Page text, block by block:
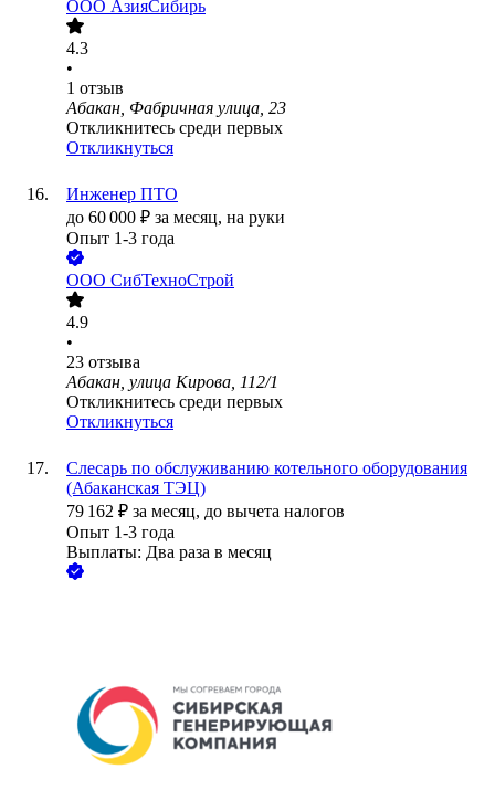
ООО АзияСибирь
4.3
•
1 отзыв
Абакан, Фабричная улица, 23
Откликнитесь среди первых
Откликнуться
Инженер ПТО
до 60 000 ₽ за месяц, на руки
Опыт 1-3 года
ООО СибТехноСтрой
4.9
•
23 отзыва
Абакан, улица Кирова, 112/1
Откликнитесь среди первых
Откликнуться
Слесарь по обслуживанию котельного оборудования
(Абаканская ТЭЦ)
79 162 ₽ за месяц, до вычета налогов
Опыт 1-3 года
Выплаты: Два раза в месяц